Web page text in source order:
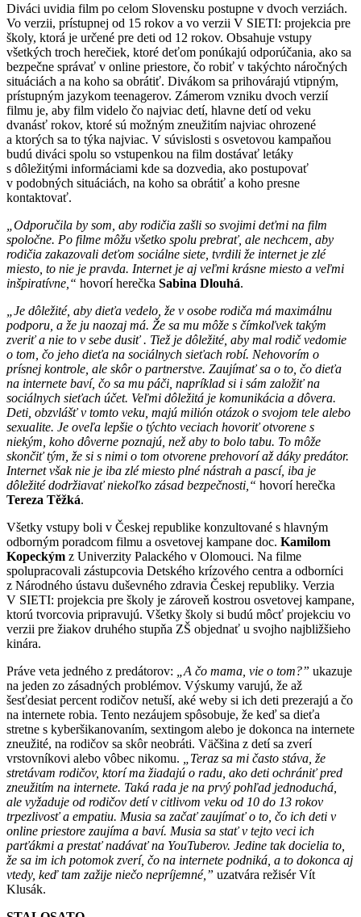
Diváci uvidia film po celom Slovensku postupne v dvoch verziách.
Vo verzii, prístupnej od 15 rokov a vo verzii V SIETI: projekcia pre
školy, ktorá je určené pre deti od 12 rokov. Obsahuje vstupy
všetkých troch herečiek, ktoré deťom ponúkajú odporúčania, ako sa
bezpečne správať v online priestore, čo robiť v takýchto náročných
situáciách a na koho sa obrátiť. Divákom sa prihovárajú vtipným,
prístupným jazykom teenagerov. Zámerom vzniku dvoch verzií
filmu je, aby film videlo čo najviac detí, hlavne detí od veku
dvanásť rokov, ktoré sú možným zneužitím najviac ohrozené
a ktorých sa to týka najviac. V súvislosti s osvetovou kampaňou
budú diváci spolu so vstupenkou na film dostávať letáky
s dôležitými informáciami kde sa dozvedia, ako postupovať
v podobných situáciách, na koho sa obrátiť a koho presne
kontaktovať.
„Odporučila by som, aby rodičia zašli so svojimi deťmi na film
spoločne. Po filme môžu všetko spolu prebrať, ale nechcem, aby
rodičia zakazovali deťom sociálne siete, tvrdili že internet je zlé
miesto, to nie je pravda. Internet je aj veľmi krásne miesto a veľmi
inšpiratívne,“ hovorí herečka Sabina Dlouhá.
„Je dôležité, aby dieťa vedelo, že v osobe rodiča má maximálnu
podporu, a že ju naozaj má. Že sa mu môže s čímkoľvek takým
zveriť a nie to v sebe dusiť . Tiež je dôležité, aby mal rodič vedomie
o tom, čo jeho dieťa na sociálnych sieťach robí. Nehovorím o
prísnej kontrole, ale skôr o partnerstve. Zaujímať sa o to, čo dieťa
na internete baví, čo sa mu páči, napríklad si i sám založiť na
sociálnych sieťach účet. Veľmi dôležitá je komunikácia a dôvera.
Deti, obzvlášť v tomto veku, majú milión otázok o svojom tele alebo
sexualite. Je oveľa lepšie o týchto veciach hovoriť otvorene s
niekým, koho dôverne poznajú, než aby to bolo tabu. To môže
skončiť tým, že si s nimi o tom otvorene prehovorí až dáky predátor.
Internet však nie je iba zlé miesto plné nástrah a pascí, iba je
dôležité dodržiavať niekoľko zásad bezpečnosti,“ hovorí herečka
Tereza Těžká.
Všetky vstupy boli v Českej republike konzultované s hlavným
odborným poradcom filmu a osvetovej kampane doc. Kamilom
Kopeckým z Univerzity Palackého v Olomouci. Na filme
spolupracovali zástupcovia Detského krízového centra a odborníci
z Národného ústavu duševného zdravia Českej republiky. Verzia
V SIETI: projekcia pre školy je zároveň kostrou osvetovej kampane,
ktorú tvorcovia pripravujú. Všetky školy si budú môcť projekciu vo
verzii pre žiakov druhého stupňa ZŠ objednať u svojho najbližšieho
kinára.
Práve veta jedného z predátorov:
„A čo mama, vie o tom?” ukazuje
na jeden zo zásadných problémov. Výskumy varujú, že až
šesťdesiat percent rodičov netuší, aké weby si ich deti prezerajú a čo
na internete robia. Tento nezáujem spôsobuje, že keď sa dieťa
stretne s kyberšikanovaním, sextingom alebo je dokonca na internete
zneužité, na rodičov sa skôr neobráti. Väčšina z detí sa zverí
vrstovníkovi alebo vôbec nikomu.
„Teraz sa mi často stáva, že
stretávam rodičov, ktorí ma žiadajú o radu, ako deti ochrániť pred
zneužitím na internete. Taká rada je na prvý pohľad jednoduchá,
ale vyžaduje od rodičov detí v citlivom veku od 10 do 13 rokov
trpezlivosť a empatiu. Musia sa začať zaujímať o to, čo ich deti v
online priestore zaujíma a baví. Musia sa stať v tejto veci ich
parťákmi a prestať nadávať na YouTuberov. Jedine tak docielia to,
že sa im ich potomok zverí, čo na internete podniká, a to dokonca aj
vtedy, keď tam zažije niečo nepríjemné,” uzatvára režisér Vít
Klusák.